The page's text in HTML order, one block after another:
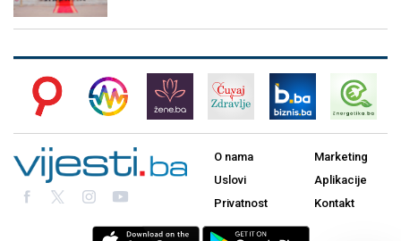
O nama
Uslovi
Privatnost
Marketing
Aplikacije
Kontakt